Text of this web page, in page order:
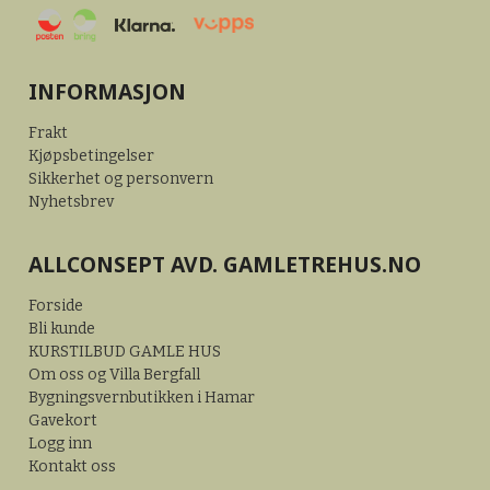
INFORMASJON
Frakt
Kjøpsbetingelser
Sikkerhet og personvern
Nyhetsbrev
ALLCONSEPT AVD. GAMLETREHUS.NO
Forside
Bli kunde
KURSTILBUD GAMLE HUS
Om oss og Villa Bergfall
Bygningsvernbutikken i Hamar
Gavekort
Logg inn
Kontakt oss